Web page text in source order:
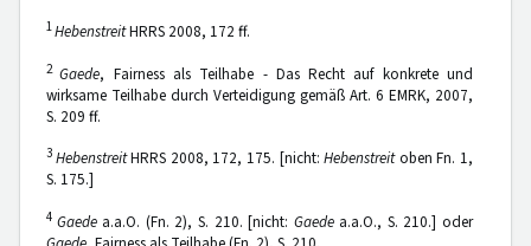
1HebenstreitHRRS 2008, 172 ff.
2 Gaede, Fairness als Teilhabe - Das Recht auf konkrete und
wirksame Teilhabe durch Verteidigung gemäß Art. 6 EMRK, 2007,
S. 209 ff.
3 HebenstreitHRRS 2008, 172, 175. [nicht:Hebenstreitoben Fn. 1,
S. 175.]
4 Gaedea.a.O. (Fn. 2), S. 210. [nicht: Gaedea.a.O., S. 210.] oder